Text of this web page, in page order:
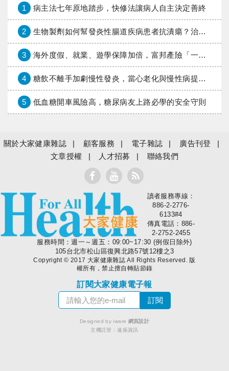
1 病主法七年原地踏步，快修法讓病人自主決定善終
2 生物製劑如何幫發炎性腸道疾病患者抗潰瘍？治療進展與健保給付困境一次看
3 海外度假、就業、遊學保障加倍，富邦產險「一期逐夢」專案加碼遠距醫療與緊急救援
4 糖飲不離手加劇慢性發炎，當心老化與慢性病提早報到
5 低血糖開車風險高，糖尿病友上路必學的安全守則
關於大家健康雜誌 顧客服務 電子雜誌
廣告刊登
文章授權
人才招募 聯絡我們
大家健康
讀者服務專線：
886-2-2776-
6133#4
傳真電話：886-
2-2752-2455
服務時間：週一～週五：09:00~17:30 (例假日除外)
105台北市松山區復興北路57號12樓之3
Copyright © 2017 大家健康雜誌 All Rights Reserved. 版
權所有，禁止擅自轉貼節錄
訂閱大家健康電子報
Designed by iware 網頁設計
主機託管：遠振資訊